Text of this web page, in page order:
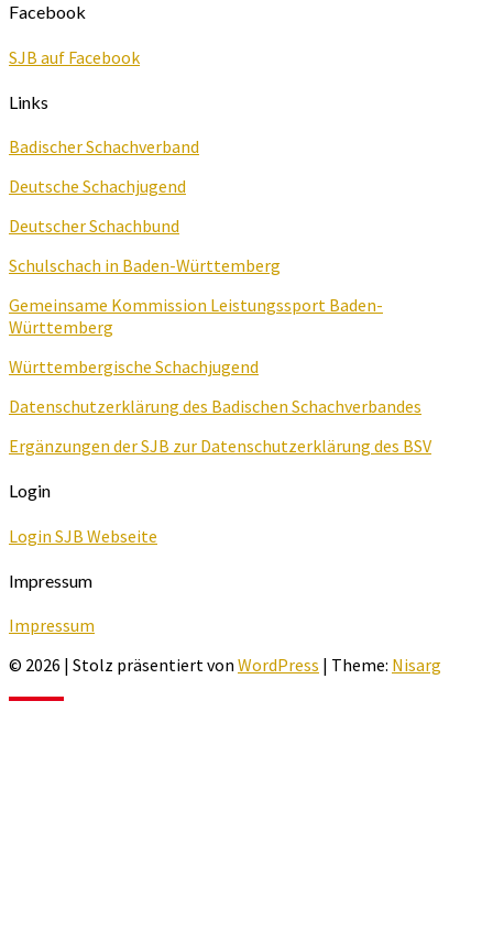
Facebook
SJB auf Facebook
Links
Badischer Schachverband
Deutsche Schachjugend
Deutscher Schachbund
Schulschach in Baden-Württemberg
Gemeinsame Kommission Leistungssport Baden-
Württemberg
Württembergische Schachjugend
Datenschutzerklärung des Badischen Schachverbandes
Ergänzungen der SJB zur Datenschutzerklärung des BSV
Login
Login SJB Webseite
Impressum
Impressum
© 2026 | Stolz präsentiert von WordPress | Theme: Nisarg